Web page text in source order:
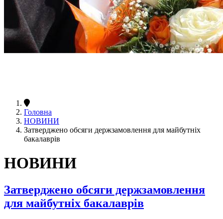
Головна
НОВИНИ
Затверджено обсяги держзамовлення для майбутніх
бакалаврів
НОВИНИ
Затверджено обсяги держзамовлення
для майбутніх бакалаврів